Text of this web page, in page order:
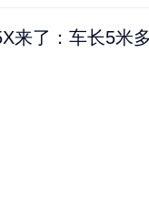
来了：车长5米